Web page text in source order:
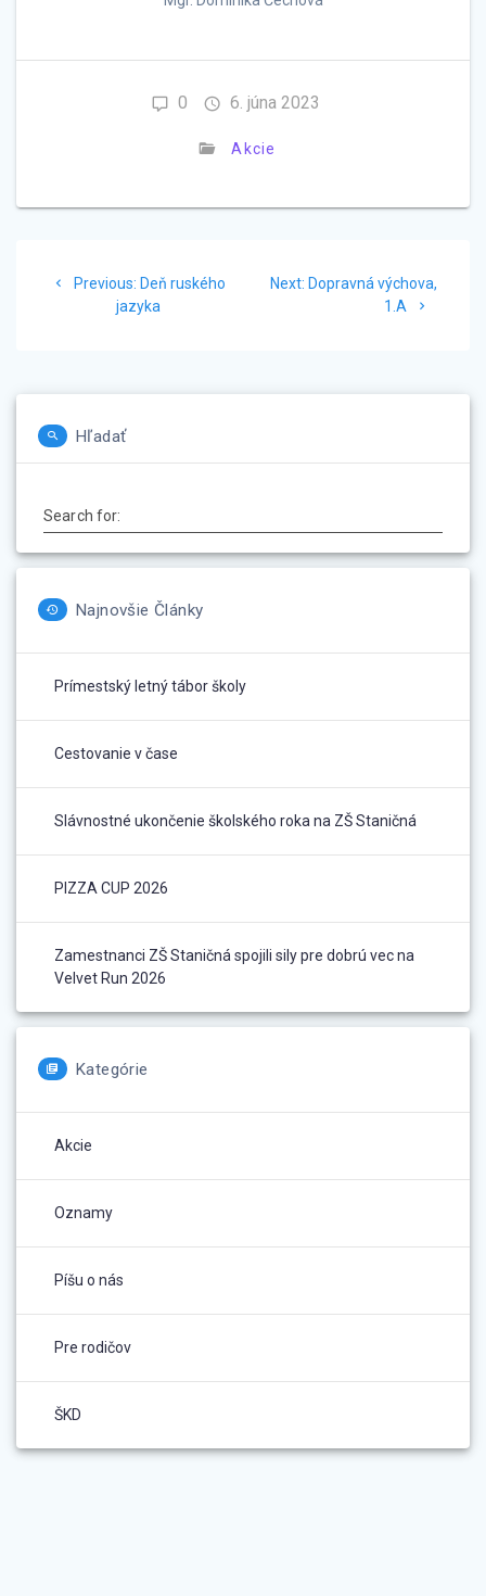
0 6. júna 2023
Akcie
Previous: Previous
post:
Deň ruského
jazyka
Next: Next
Dopravná výchova,
1.A
Hľadať
Search for:
Najnovšie Články
Prímestský letný tábor školy
Cestovanie v čase
Slávnostné ukončenie školského roka na ZŠ Staničná
PIZZA CUP 2026
Zamestnanci ZŠ Staničná spojili sily pre dobrú vec na
Velvet Run 2026
Kategórie
Akcie
Oznamy
Píšu o nás
Pre rodičov
ŠKD